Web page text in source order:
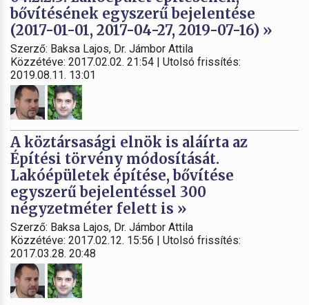
bővítésének egyszerű bejelentése
(2017-01-01, 2017-04-27, 2019-07-16) »
Szerző: Baksa Lajos, Dr. Jámbor Attila
Közzétéve: 2017.02.02. 21:54 | Utolsó frissítés:
2019.08.11. 13:01
A köztársasági elnök is aláírta az
Építési törvény módosítását.
Lakóépületek építése, bővítése
egyszerű bejelentéssel 300
négyzetméter felett is »
Szerző: Baksa Lajos, Dr. Jámbor Attila
Közzétéve: 2017.02.12. 15:56 | Utolsó frissítés:
2017.03.28. 20:48